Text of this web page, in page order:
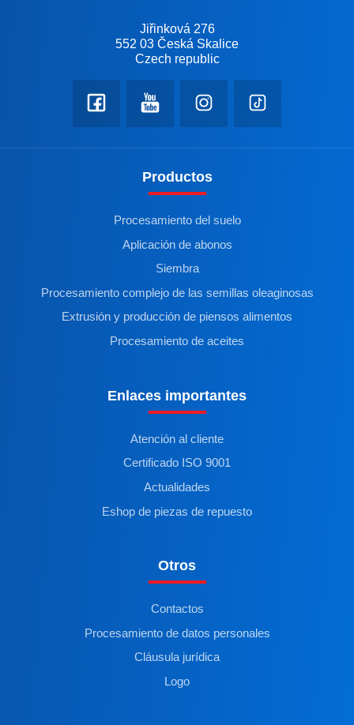
Jiřinková 276
552 03 Česká Skalice
Czech republic
Productos
Procesamiento del suelo
Aplicación de abonos
Siembra
Procesamiento complejo de las semillas oleaginosas
Extrusión y producción de piensos alimentos
Procesamiento de aceites
Enlaces importantes
Atención al cliente
Certificado ISO 9001
Actualidades
Eshop de piezas de repuesto
Otros
Contactos
Procesamiento de datos personales
Cláusula jurídica
Logo